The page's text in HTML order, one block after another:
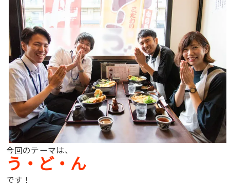
今回のテーマは、
う・ど・ん
です！